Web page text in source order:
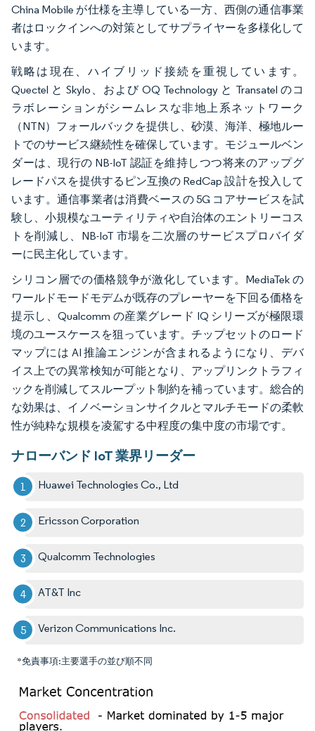
China Mobile が仕様を主導している一方、西側の通信事業
者はロックインへの対策としてサプライヤーを多様化して
います。
戦略は現在、ハイブリッド接続を重視しています。
Quectel と Skylo、および OQ Technology と Transatel のコ
ラボレーションがシームレスな非地上系ネットワーク
（NTN）フォールバックを提供し、砂漠、海洋、極地ルー
トでのサービス継続性を確保しています。モジュールベン
ダーは、現行の NB-IoT 認証を維持しつつ将来のアップグ
レードパスを提供するピン互換の RedCap 設計を投入して
います。通信事業者は消費ベースの 5G コアサービスを試
験し、小規模なユーティリティや自治体のエントリーコス
トを削減し、NB-IoT 市場を二次層のサービスプロバイダ
ーに民主化しています。
シリコン層での価格競争が激化しています。MediaTek の
ワールドモードモデムが既存のプレーヤーを下回る価格を
提示し、Qualcomm の産業グレード IQ シリーズが極限環
境のユースケースを狙っています。チップセットのロード
マップには AI 推論エンジンが含まれるようになり、デバ
イス上での異常検知が可能となり、アップリンクトラフィ
ックを削減してスループット制約を補っています。総合的
な効果は、イノベーションサイクルとマルチモードの柔軟
性が純粋な規模を凌駕する中程度の集中度の市場です。
ナローバンド IoT 業界リーダー
Huawei Technologies Co., Ltd
Ericsson Corporation
Qualcomm Technologies
AT&T Inc
Verizon Communications Inc.
*免責事項:主要選手の並び順不同